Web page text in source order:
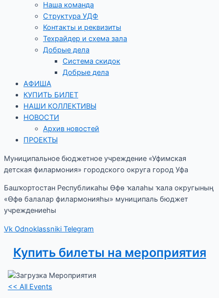
Наша команда
Структура УДФ
Контакты и реквизиты
Техрайдер и схема зала
Добрые дела
Система скидок
Добрые дела
АФИША
КУПИТЬ БИЛЕТ
НАШИ КОЛЛЕКТИВЫ
НОВОСТИ
Архив новостей
ПРОЕКТЫ
Муниципальное бюджетное учреждение «Уфимская
детская филармония» городского округа город Уфа
Башҡортостан Республикаһы Өфө ҡалаһы ҡала округының
«Өфө балалар филармонияһы» муниципаль бюджет
учреждениеһы
Vk Odnoklassniki Telegram
Купить билеты на мероприятия
<< All Events